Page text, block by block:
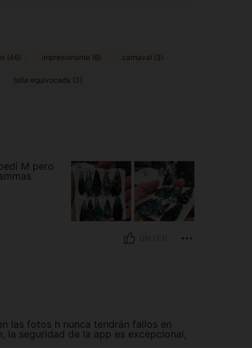
(46) impresionante (6) carnaval (3)
talla equivocada (3)
M pero
las fotos h nunca tendrán fallos en
la seguridad de la app es excepcional,